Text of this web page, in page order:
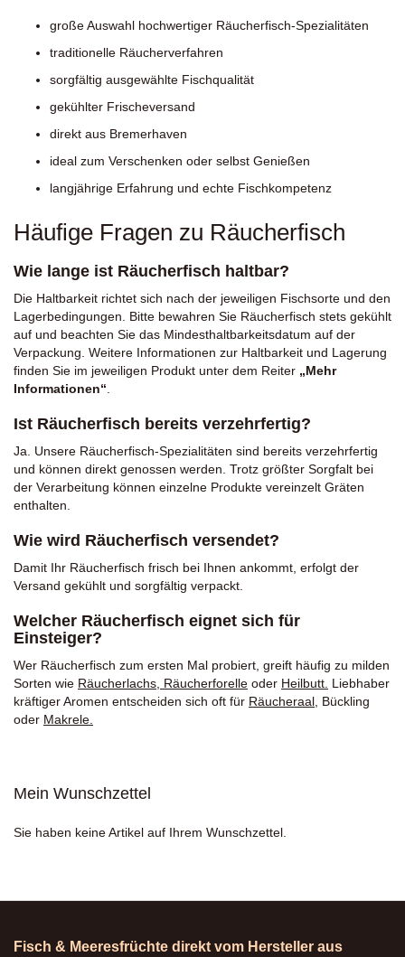
große Auswahl hochwertiger Räucherfisch-Spezialitäten
traditionelle Räucherverfahren
sorgfältig ausgewählte Fischqualität
gekühlter Frischeversand
direkt aus Bremerhaven
ideal zum Verschenken oder selbst Genießen
langjährige Erfahrung und echte Fischkompetenz
Häufige Fragen zu Räucherfisch
Wie lange ist Räucherfisch haltbar?
Die Haltbarkeit richtet sich nach der jeweiligen Fischsorte und den
Lagerbedingungen. Bitte bewahren Sie Räucherfisch stets gekühlt
auf und beachten Sie das Mindesthaltbarkeitsdatum auf der
Verpackung. Weitere Informationen zur Haltbarkeit und Lagerung
finden Sie im jeweiligen Produkt unter dem Reiter „Mehr
Informationen“
Ist Räucherfisch bereits verzehrfertig?
Ja. Unsere Räucherfisch-Spezialitäten sind bereits verzehrfertig
und können direkt genossen werden. Trotz größter Sorgfalt bei
der Verarbeitung können einzelne Produkte vereinzelt Gräten
enthalten.
Wie wird Räucherfisch versendet?
Damit Ihr Räucherfisch frisch bei Ihnen ankommt, erfolgt der
Versand gekühlt und sorgfältig verpackt.
Welcher Räucherfisch eignet sich für
Einsteiger?
Wer Räucherfisch zum ersten Mal probiert, greift häufig zu milden
Sorten wie Räucherlachs Räucherforelle oder Heilbutt Liebhaber
kräftiger Aromen entscheiden sich oft für Räucheraal Bückling
oder Makrele
Mein Wunschzettel
Sie haben keine Artikel auf Ihrem Wunschzettel.
Fisch & Meeresfrüchte direkt vom Hersteller aus